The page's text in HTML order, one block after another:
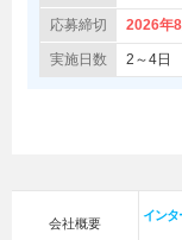
応募締切 2026年
実施日数 2～4日
会社概要
インタ